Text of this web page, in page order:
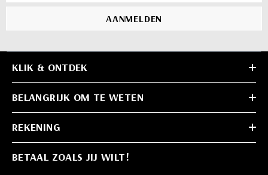
AANMELDEN
KLIK & ONTDEK
BELANGRIJK OM TE WETEN
REKENING
BETAAL ZOALS JIJ WILT!